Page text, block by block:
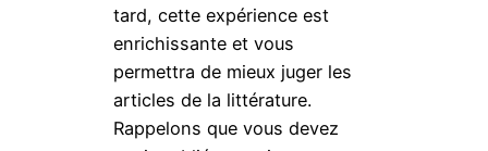
tard, cette expérience est
enrichissante et vous
permettra de mieux juger les
articles de la littérature.
Rappelons que vous devez